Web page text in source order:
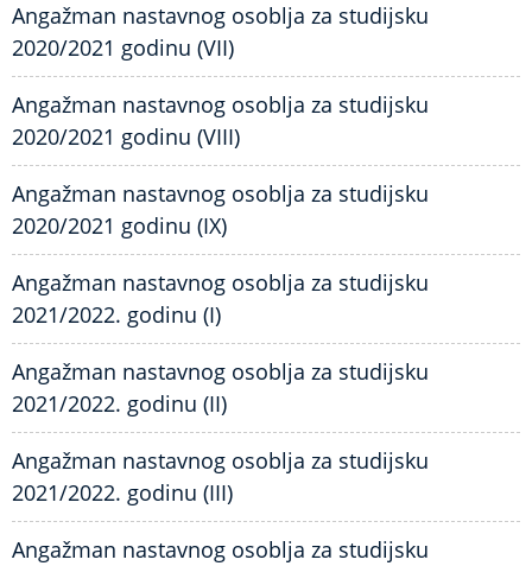
Angažman nastavnog osoblja za studijsku
2020/2021 godinu (VII)
Angažman nastavnog osoblja za studijsku
2020/2021 godinu (VIII)
Angažman nastavnog osoblja za studijsku
2020/2021 godinu (IX)
Angažman nastavnog osoblja za studijsku
2021/2022. godinu (I)
Angažman nastavnog osoblja za studijsku
2021/2022. godinu (II)
Angažman nastavnog osoblja za studijsku
2021/2022. godinu (III)
Angažman nastavnog osoblja za studijsku